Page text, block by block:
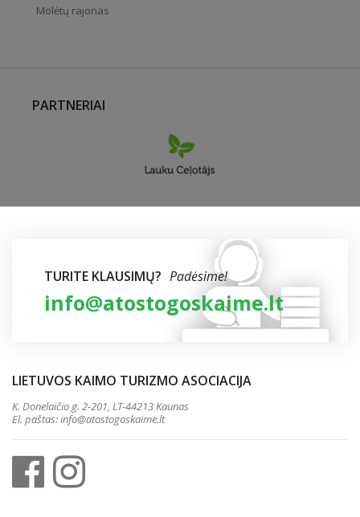
Molėtų rajonas
PARTNERIAI
TURITE KLAUSIMŲ? Padėsime!
info@atostogoskaime.lt
LIETUVOS KAIMO TURIZMO ASOCIACIJA
K. Donelaičio g. 2-201, LT-44213 Kaunas
El. paštas:info@atostogoskaime.lt